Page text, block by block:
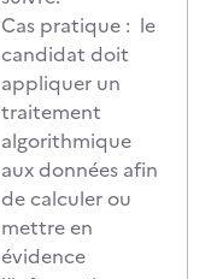
Cas pratique : le
candidat doit
appliquer un
traitement
algorithmique
aux données afin
de calculer ou
mettre en
évidence